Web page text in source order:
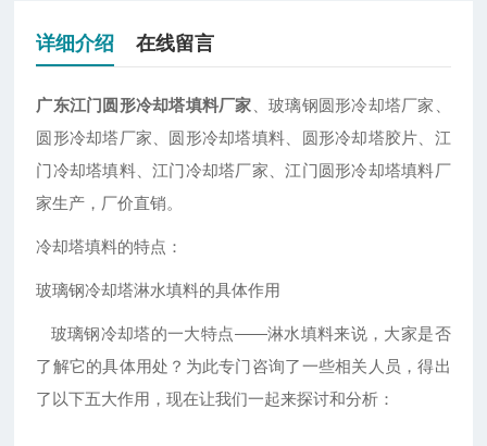
详细介绍 在线留言
广东江门圆形冷却塔填料厂家 、玻璃钢圆形冷却塔厂家、
圆形冷却塔厂家、圆形冷却塔填料、圆形冷却塔胶片、江
门冷却塔填料、江门冷却塔厂家、江门圆形冷却塔填料厂
家生产，厂价直销。
冷却塔填料的特点：
玻璃钢冷却塔淋水填料的具体作用
玻璃钢冷却塔的一大特点——淋水填料来说，大家是否
了解它的具体用处？为此专门咨询了一些相关人员，得出
了以下五大作用，现在让我们一起来探讨和分析：